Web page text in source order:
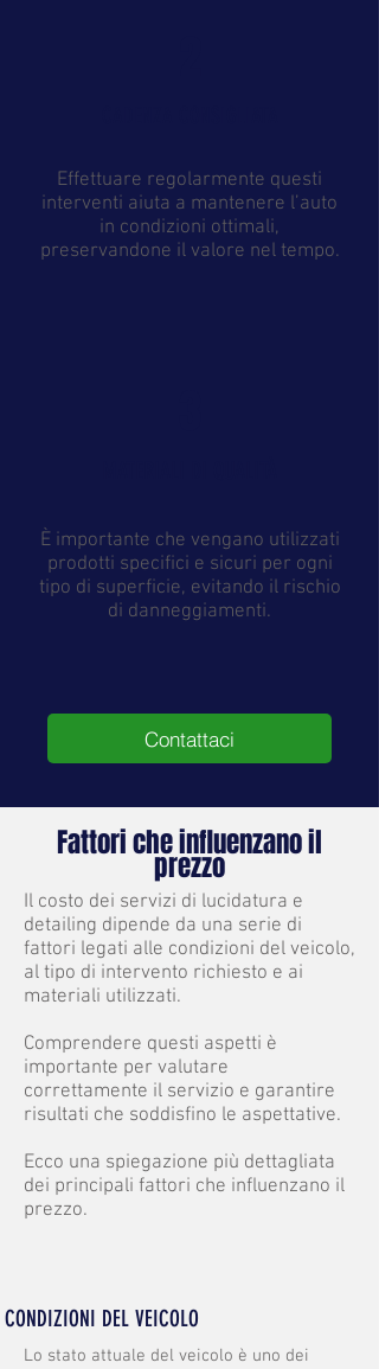
Effettuare regolarmente questi
interventi aiuta a mantenere l’auto
in condizioni ottimali,
preservandone il valore nel tempo.
È importante che vengano utilizzati
prodotti specifici e sicuri per ogni
tipo di superficie, evitando il rischio
di danneggiamenti.
Contattaci
Fattori che influenzano il
prezzo
Il costo dei servizi di lucidatura e
detailing dipende da una serie di
fattori legati alle condizioni del veicolo,
al tipo di intervento richiesto e ai
materiali utilizzati.
Comprendere questi aspetti è
importante per valutare
correttamente il servizio e garantire
risultati che soddisfino le aspettative.
Ecco una spiegazione più dettagliata
dei principali fattori che influenzano il
prezzo.
CONDIZIONI DEL VEICOLO
Lo stato attuale del veicolo è uno dei